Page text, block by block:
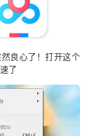
良心了！打开这个
了